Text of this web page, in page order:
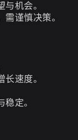
机会。
谨慎决策。
速度。
定。